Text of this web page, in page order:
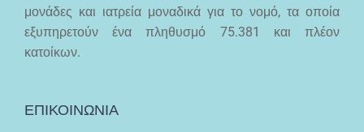
μονάδες και ιατρεία μοναδικά για το νομό, τα οποία
εξυπηρετούν ένα πληθυσμό 75.381 και πλέον
κατοίκων.
ΕΠΙΚΟΙΝΩΝΙΑ